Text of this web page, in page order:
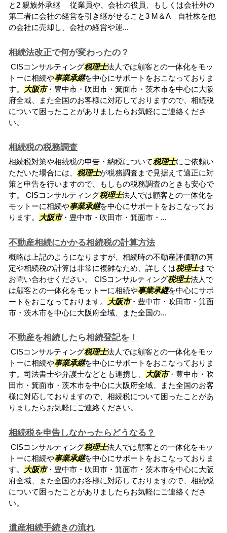
と2 親族外承継 従業員や、会社の役員、もしくは会社外の
第三者に会社の経営を引き継がせること3 M＆A 自社株を他
の会社に売却し、会社の経営や運...
相続法改正で何が変わったの？
CISコンサルティング税理士法人では顧客との一体化をモッ
トーに相続や事業承継を中心にサポートをおこなっておりま
す。
大阪市・豊中市・吹田市・箕面市・茨木市を中心に大阪
府全域、また全国のお客様に対応しておりますので、相続税
について困ったことがありましたらお気軽にご連絡くださ
い。
相続税の税務調査
相続税対策や相続税の申告・納税について税理士にご依頼い
ただいた場合には、 税理士が税務調査まで見据えて適正に対
策と申告を行いますので、もしもの税務調査のときも安心で
す。 CISコンサルティング税理士法人では顧客との一体化を
モットーに相続や事業承継を中心にサポートをおこなってお
ります。
大阪市・豊中市・吹田市・箕面市・...
不動産相続にかかる相続税の計算方法
概略は上記のようになりますが、相続時の不動産評価額の算
定や相続税の計算は非常に複雑なため、詳しくは税理士まで
お問い合わせください。 CISコンサルティング税理士法人で
は顧客との一体化をモットーに相続や事業承継を中心にサポ
ートをおこなっております。
大阪市・豊中市・吹田市・箕面
市・茨木市を中心に大阪府全域、また全国の...
不動産を相続したら相続登記を！
CISコンサルティング税理士法人では顧客との一体化をモッ
トーに相続や事業承継を中心にサポートをおこなっておりま
す。司法書士や弁護士などとも連携し、
大阪市・豊中市・吹
田市・箕面市・茨木市を中心に大阪府全域、また全国のお客
様に対応しておりますので、相続税について困ったことがあ
りましたらお気軽にご連絡ください。
相続税を申告しなかったらどうなる？
CISコンサルティング税理士法人では顧客との一体化をモッ
トーに相続や事業承継を中心にサポートをおこなっておりま
す。
大阪市・豊中市・吹田市・箕面市・茨木市を中心に大阪
府全域、また全国のお客様に対応しておりますので、相続税
について困ったことがありましたらお気軽にご連絡くださ
い。
遺産相続手続きの流れ